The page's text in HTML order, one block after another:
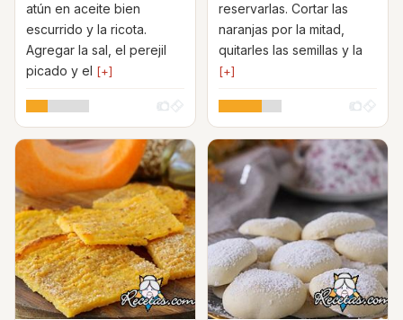
atún en aceite bien
escurrido y la ricota.
Agregar la sal, el perejil
picado y el [+]
reservarlas. Cortar las
naranjas por la mitad,
quitarles las semillas y la
[+]